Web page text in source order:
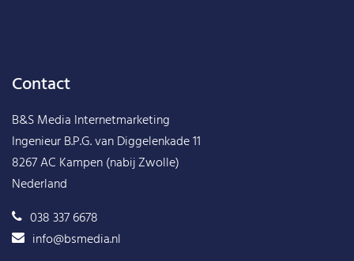
Contact
B&S Media Internetmarketing
Ingenieur B.P.G. van Diggelenkade 11
8267 AC Kampen (nabij Zwolle)
Nederland
038 337 6678
info@bsmedia.nl